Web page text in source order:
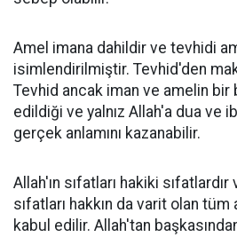
Amel imana dahildir ve tevhidi
isimlendirilmiştir. Tevhid'den
Tevhid ancak iman ve amelin
edildiği ve yalnız Allah'a dua ve
gerçek anlamını kazanabilir.
Allah'ın sıfatları hakiki sıfatlardır
sıfatları hakkın da varit olan
kabul edilir. Allah'tan